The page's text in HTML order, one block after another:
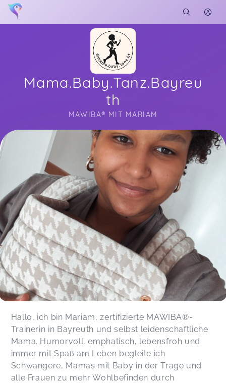
Mama.Baby.Tanz.Bayreu
th
MAWIBA® MIT MARIAM
Soon you will learn more about me here...
Hallo, ich bin Mariam, zertifizierte MAWIBA®-
Trainerin in Bayreuth und selbst leidenschaftliche
Mama. Humorvoll, emphatisch, lebensfroh und
immer mit Spaß am Leben begleite ich
Schwangere, Mamas mit Baby in der Trage und
alle Frauen zu mehr Wohlbefinden durch